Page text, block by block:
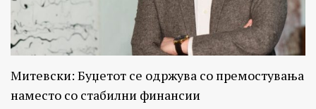
Митевски: Буџетот се одржува со премостувања
наместо со стабилни финансии